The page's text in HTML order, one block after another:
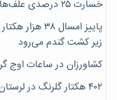
خسارت ۲۵ درصدی علف‌های هرز به محصولات کشاورزی
پاییز
زیر کشت گندم می‌رود
کشاورزان در ساعات اوج
۴۰۲ هکتار گلرنگ در لرستان کشت شده است